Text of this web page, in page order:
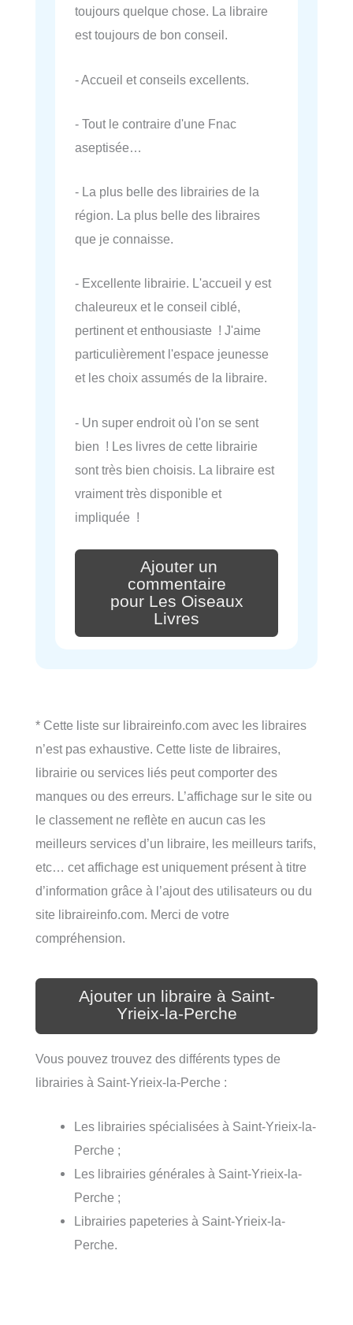
toujours quelque chose. La libraire
est toujours de bon conseil.
- Accueil et conseils excellents.
- Tout le contraire d'une Fnac
aseptisée…
- La plus belle des librairies de la
région. La plus belle des libraires
que je connaisse.
- Excellente librairie. L'accueil y est
chaleureux et le conseil ciblé,
pertinent et enthousiaste ! J'aime
particulièrement l'espace jeunesse
et les choix assumés de la libraire.
- Un super endroit où l'on se sent
bien ! Les livres de cette librairie
sont très bien choisis. La libraire est
vraiment très disponible et
impliquée !
Ajouter un
commentaire
pour Les Oiseaux
Livres
* Cette liste sur libraireinfo.com avec les libraires
n’est pas exhaustive. Cette liste de libraires,
librairie ou services liés peut comporter des
manques ou des erreurs. L’affichage sur le site ou
le classement ne reflète en aucun cas les
meilleurs services d’un libraire, les meilleurs tarifs,
etc… cet affichage est uniquement présent à titre
d’information grâce à l’ajout des utilisateurs ou du
site libraireinfo.com. Merci de votre
compréhension.
Ajouter un libraire à Saint-
Yrieix-la-Perche
Vous pouvez trouvez des différents types de
librairies à Saint-Yrieix-la-Perche :
Les librairies spécialisées à Saint-Yrieix-la-
Perche ;
Les librairies générales à Saint-Yrieix-la-
Perche ;
Librairies papeteries à Saint-Yrieix-la-
Perche.